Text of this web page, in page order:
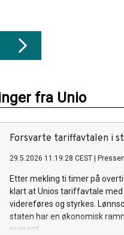
fra Unio
Forsvarte tariffavtalen i
29.5.2026 11:19:28 CEST
Etter mekling ti timer på
klart at Unios tariffavtale
videreføres og styrkes.
staten har en økonomisk
prosent.